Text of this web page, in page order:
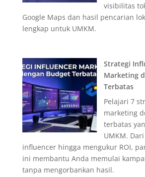
visibilitas
Google Maps dan hasil pencarian
lengkap untuk UMKM.
Strategi
Marketing
Terbatas
Pelajari 7
marketing
terbatas
UMKM.
influencer hingga mengukur ROI,
ini membantu Anda memulai
tanpa mengorbankan hasil.